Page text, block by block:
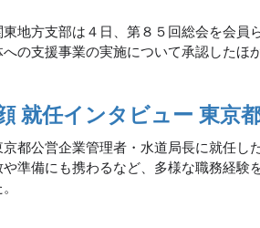
地方支部は４日、第８５回総会を会
の支援事業の実施について承認したほ
就任インタビュー 東京
都公営企業管理者・水道局長に就任
準備にも携わるなど、多様な職務経